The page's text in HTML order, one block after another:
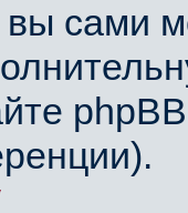
вы сами